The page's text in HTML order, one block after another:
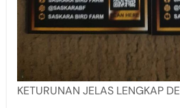
KETURUNAN JELAS LENGKAP